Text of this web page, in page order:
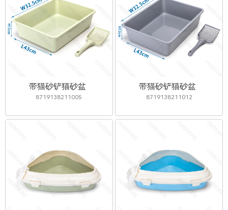
带猫砂铲猫砂盆
8719138211005
带猫砂铲猫砂盆
8719138211012